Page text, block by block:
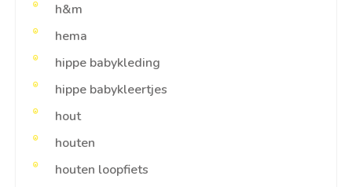
h&m
hema
hippe babykleding
hippe babykleertjes
hout
houten
houten loopfiets